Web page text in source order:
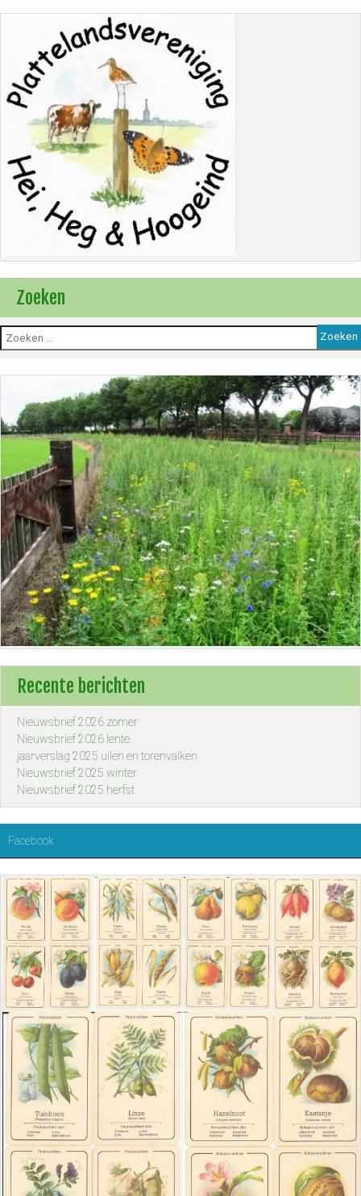
Zoeken
Zoeken
naar:
Recente berichten
Nieuwsbrief 2026 zomer
Nieuwsbrief 2026 lente
jaarverslag 2025 uilen en torenvalken
Nieuwsbrief 2025 winter
Nieuwsbrief 2025 herfst
Facebook